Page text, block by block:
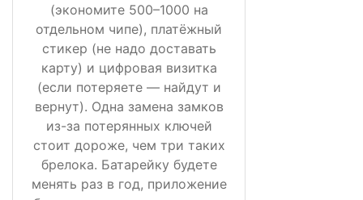
(экономите 500–1000 на
отдельном чипе), платёжный
стикер (не надо доставать
карту) и цифровая визитка
(если потеряете — найдут и
вернут). Одна замена замков
из-за потерянных ключей
стоит дороже, чем три таких
брелока. Батарейку будете
менять раз в год, приложение